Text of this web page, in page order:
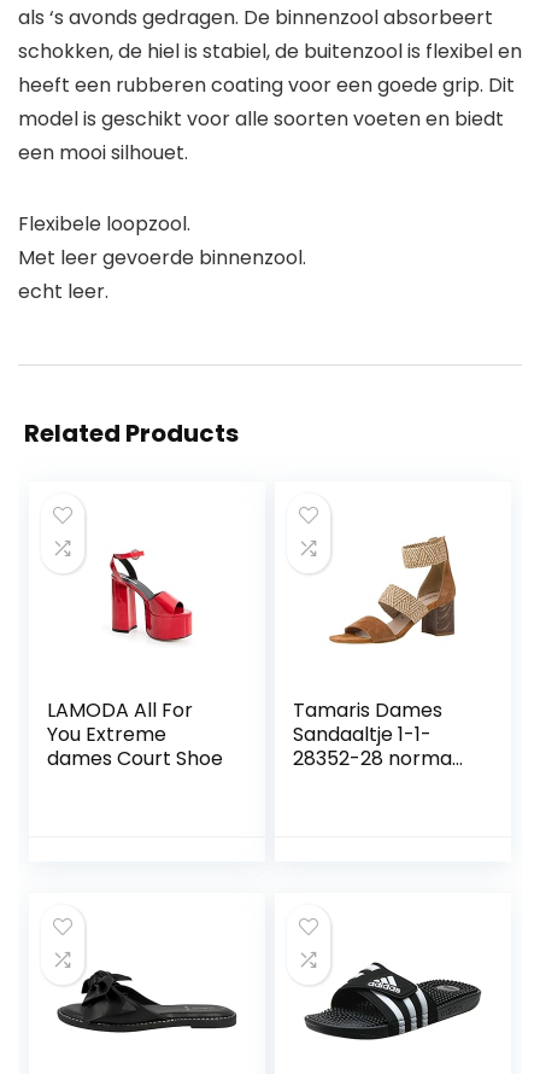
als ‘s avonds gedragen. De binnenzool absorbeert
schokken, de hiel is stabiel, de buitenzool is flexibel en
heeft een rubberen coating voor een goede grip. Dit
model is geschikt voor alle soorten voeten en biedt
een mooi silhouet.
Flexibele loopzool.
Met leer gevoerde binnenzool.
echt leer.
Related Products
LAMODA All For
You Extreme
dames Court Shoe
Tamaris Dames
Sandaaltje 1-1-
28352-28 normaal